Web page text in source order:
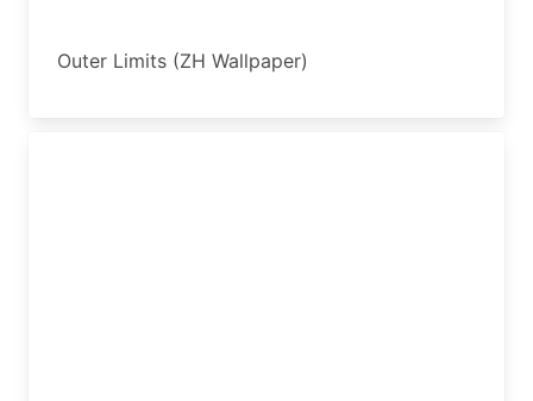
Outer Limits (ZH Wallpaper)